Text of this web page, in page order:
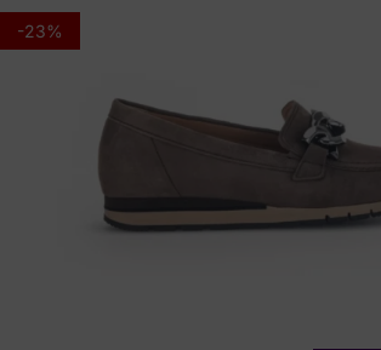
-23%